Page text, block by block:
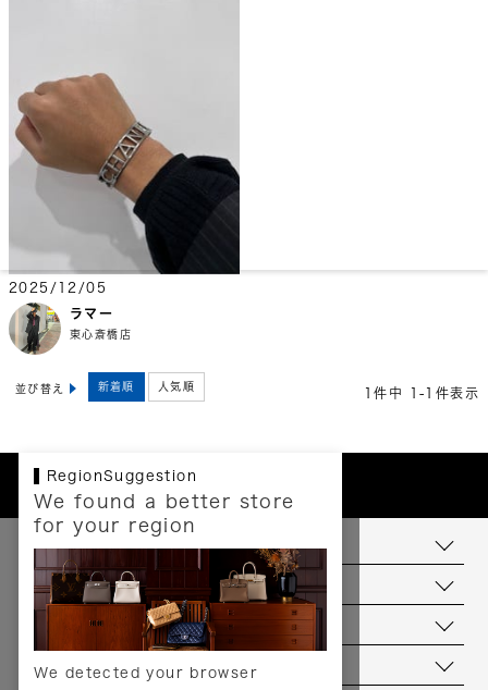
2025/12/05
ラマー
東心斎橋店
並び替え 新着順 人気順 1件中 1 - 1 件表示
RegionSuggestion
We found a better store
for your region
We detected your browser
お支払いについて
配送について
送料について
返品について